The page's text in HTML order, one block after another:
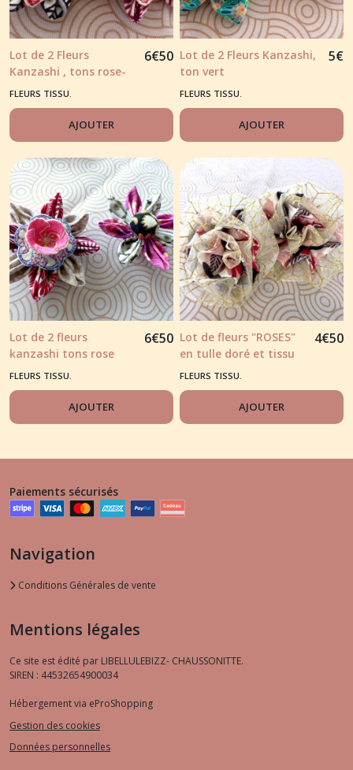
Lot de 2 Fleurs
Kanzashi , tons rose-
gris
6€50
FLEURS TISSU.
AJOUTER
Lot de 2 Fleurs Kanzashi,
ton vert
5€
FLEURS TISSU.
AJOUTER
Lot de 2 fleurs
kanzashi tons rose
mauve
6€50
FLEURS TISSU.
AJOUTER
Lot de fleurs "ROSES"
en tulle doré et tissu
rose
4€50
FLEURS TISSU.
AJOUTER
Paiements sécurisés
Navigation
Conditions Générales de vente
Mentions légales
Ce site est édité par LIBELLULEBIZZ- CHAUSSONITTE.
SIREN : 44532654900034
Hébergement via eProShopping
Gestion des cookies
Données personnelles